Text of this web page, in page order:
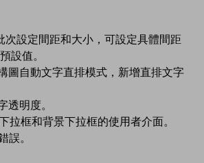
次設定間距和大小，可設定具體間距
設值。
圖自動文字直排模式，新增直排文字
透明度。
拉框和背景下拉框的使用者介面。
誤。